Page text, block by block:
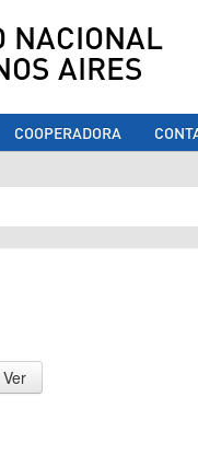
NACIONAL
AIRES
COOPERADORA
aquí